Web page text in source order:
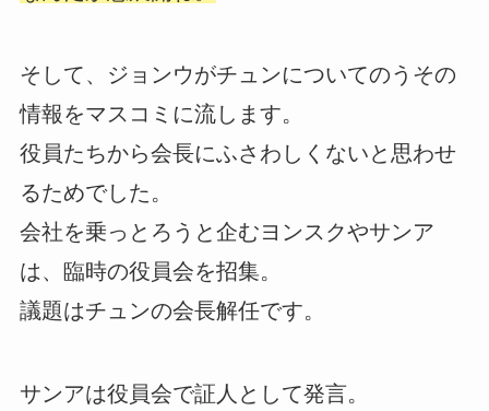
そして、ジョンウがチュンについてのうその
情報をマスコミに流します。
役員たちから会長にふさわしくないと思わせ
るためでした。
会社を乗っとろうと企むヨンスクやサンア
は、臨時の役員会を招集。
議題はチュンの会長解任です。
サンアは役員会で証人として発言。